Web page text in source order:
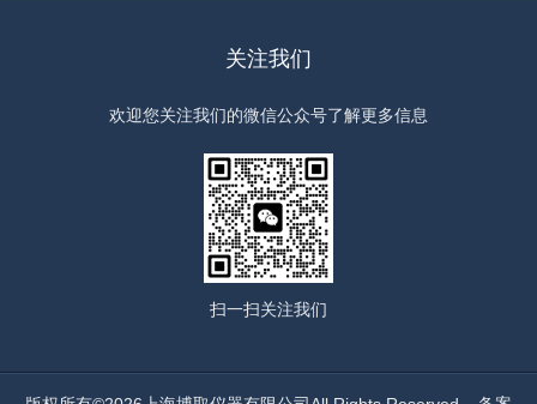
关注我们
欢迎您关注我们的微信公众号了解更多信息
扫一扫关注我们